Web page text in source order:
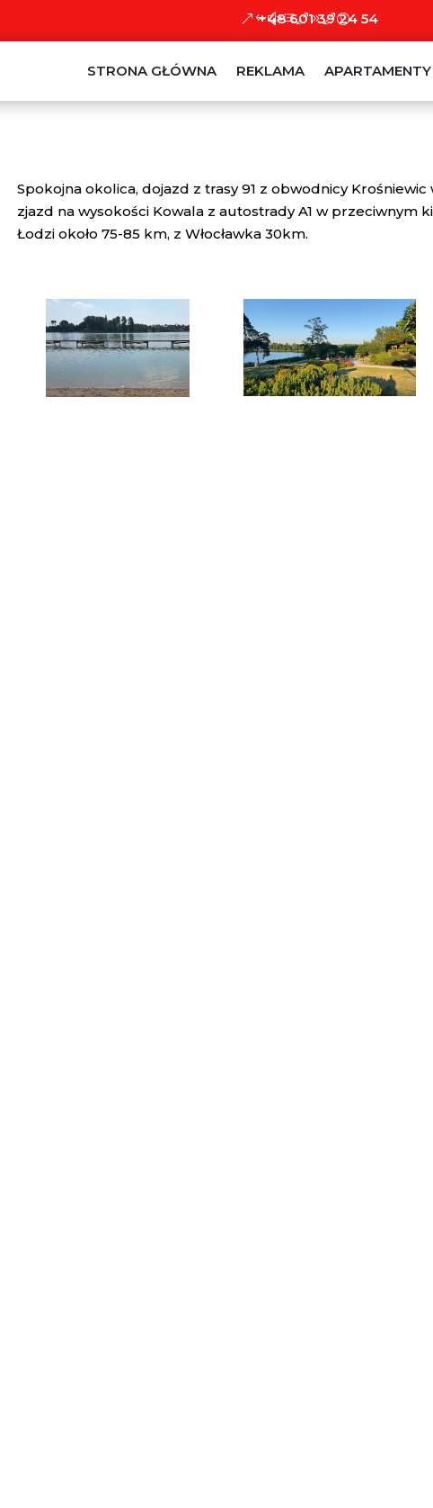
+48 601 39 24 54
STRONA GŁÓWNA REKLAMA APARTAMENTY
Spokojna okolica, dojazd z trasy 91 z obwodnicy
zjazd na wysokości Kowala z autostrady A1 w przeciwnym
Łodzi około 75-85 km, z Włocławka 30km.